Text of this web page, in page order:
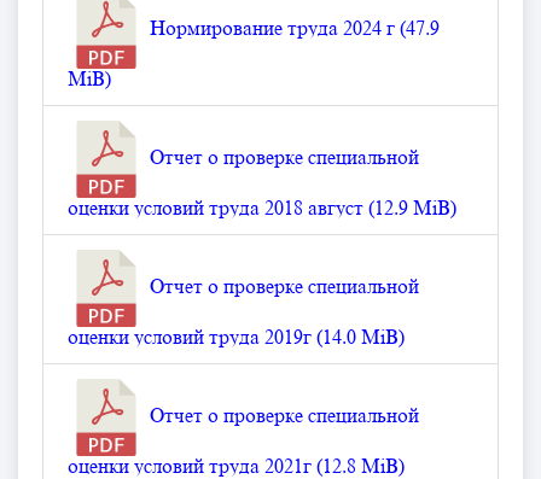
Нормирование труда 2024 г (47.9
MiB)
Отчет о проверке специальной
оценки условий труда 2018 август (12.9 MiB)
Отчет о проверке специальной
оценки условий труда 2019г (14.0 MiB)
Отчет о проверке специальной
оценки условий труда 2021г (12.8 MiB)